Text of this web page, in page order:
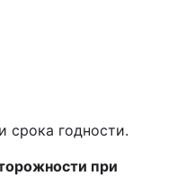
срока годности.
при